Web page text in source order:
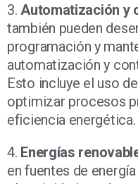
3. Automatización y
también pueden
programación y
automatización y
Esto incluye el uso
optimizar procesos
eficiencia energética.
4. Energías
en fuentes de